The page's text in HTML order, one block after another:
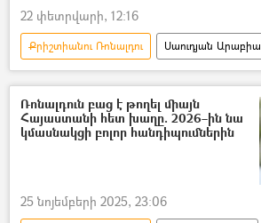
22 փետրվարի, 12:16
Քրիշտիանու Ռոնալդու
Սաուդյան Արաբիա
ֆուտբոլ
ֆուտբոլիստ
Ռոնալդուն բաց է թողել միայն
Հայաստանի հետ խաղը. 2026–ին նա
կմասնակցի բոլոր հանդիպումներին
25 նոյեմբերի 2025, 23:06